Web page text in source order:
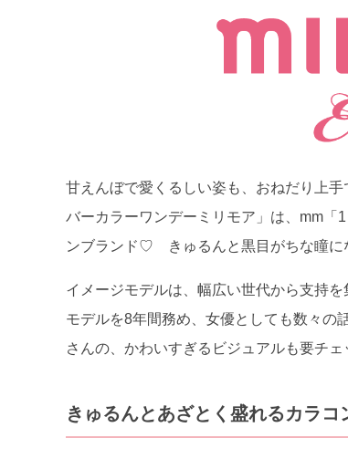
甘えんぼで愛くるしい姿も、おねだり上
バーカラーワンデーミリモア」は、mm「
ンブランド♡ きゅるんと黒目がちな瞳に
イメージモデルは、幅広い世代から支持
モデルを8年間務め、女優としても数々の
さんの、かわいすぎるビジュアルも要チ
きゅるんとあざとく盛れるカラコ